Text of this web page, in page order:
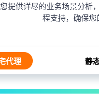
提供详尽的业务场景分析
程支持，确保您
代理 静